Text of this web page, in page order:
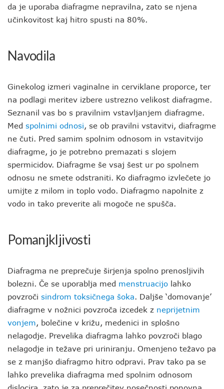
da je uporaba diafragme nepravilna, zato se njena
učinkovitost kaj hitro spusti na 80%.
Navodila
Ginekolog izmeri vaginalne in cerviklane proporce, ter
na podlagi meritev izbere ustrezno velikost diafragme.
Seznanil vas bo s pravilnim vstavljanjem diafragme.
Med spolnimi odnosi, se ob pravilni vstavitvi, diafragme
ne čuti. Pred samim spolnim odnosom in vstavitvijo
diafragme, jo je potrebno premazati s slojem
spermicidov. Diafragme še vsaj šest ur po spolnem
odnosu ne smete odstraniti. Ko diafragmo izvlečete jo
umijte z milom in toplo vodo. Diafragmo napolnite z
vodo in tako preverite ali mogoče ne spušča.
Pomanjkljivosti
Diafragma ne preprečuje širjenja spolno prenosljivih
bolezni. Če se uporablja med menstruacijo lahko
povzroči sindrom toksičnega šoka. Daljše ‘domovanje’
diafragme v nožnici povzroča izcedek z neprijetnim
vonjem, bolečine v križu, medenici in splošno
nelagodje. Prevelika diafragma lahko povzroči blago
nelagodje in težave pri uriniranju. Omenjeno težavo pa
se z manjšo diafragmo hitro odpravi. Prav tako pa se
lahko prevelika diafragma med spolnim odnosom